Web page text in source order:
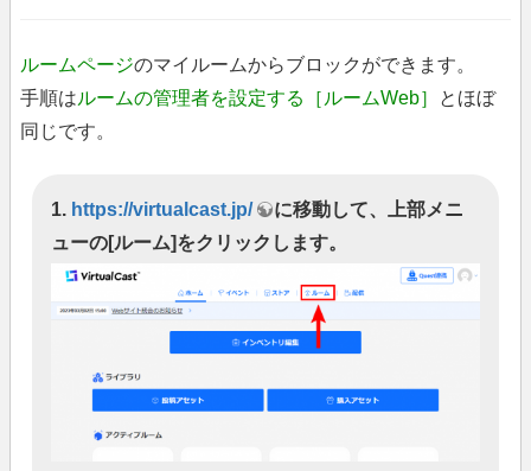
ルームページのマイルームからブロックができます。
手順はルームの管理者を設定する［ルームWeb］
とほぼ
同じです。
1. https://virtualcast.jp/
に移動して、上部メニ
ューの[ルーム]をクリックします。